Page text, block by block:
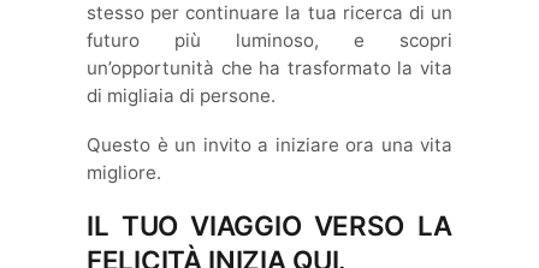
stesso per continuare la tua ricerca di un
futuro più luminoso, e scopri
un’opportunità che ha trasformato la vita
di migliaia di persone.
Questo è un invito a iniziare ora una vita
migliore.
IL TUO VIAGGIO VERSO LA
FELICITÀ INIZIA QUI.